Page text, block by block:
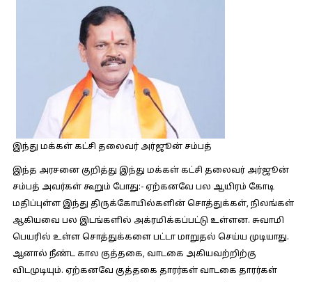
இந்து மக்கள் கட்சி தலைவர் அர்ஜூன் சம்பத்
இந்த அரசனை குறித்து இந்து மக்கள் கட்சி தலைவர் அர்ஜூன்
சம்பத் அவர்கள் கூறும் போது:-ஏற்கனவே பல ஆயிரம் கோடி
மதிப்புள்ள இந்து திருக்கோயில்களின் சொத்துக்கள், நிலங்கள்
ஆகியவை பல இடங்களில் அக்ரமிக்கப்பட்டு உள்ளன. சுவாமி
பெயரில் உள்ள சொத்துக்களை பட்டா மாறுதல் செய்ய முடியாது.
ஆனால் நீண்ட கால குத்தகை, வாடகை அகியவற்றிற்கு
விடமுடியும். ஏற்கனவே குத்தகை தாரர்கள் வாடகை தாரர்கள்